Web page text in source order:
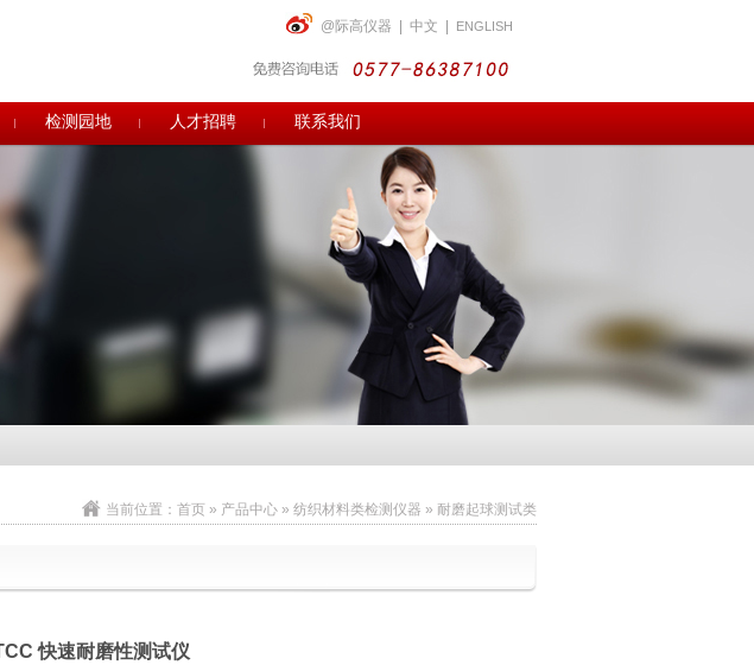
@际高仪器 中文 ENGLISH
检测园地 人才招聘 联系我们
当前位置： 首页 » 产品中心 » 纺织材料类检测仪器 » 耐磨起球测试类
快速耐磨性测试仪